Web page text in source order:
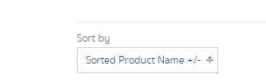
Sort by
Sorted Product Name +/-